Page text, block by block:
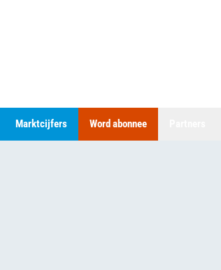
Marktcijfers Word abonnee